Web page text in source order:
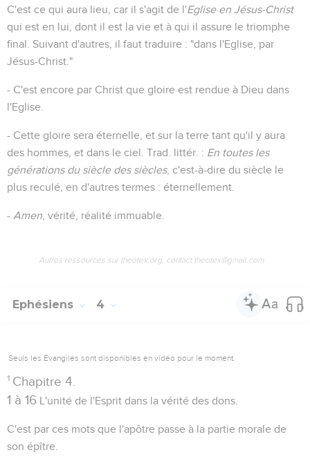
C'est ce qui aura lieu, car il s'agit de l'Eglise en Jésus-Christ
qui est en lui, dont il est la vie et à qui il assure le triomphe
final. Suivant d'autres, il faut traduire : "dans l'Eglise, par
Jésus-Christ."
- C'est encore par Christ que gloire est rendue à Dieu dans
l'Eglise.
- Cette gloire sera éternelle, et sur la terre tant qu'il y aura
des hommes, et dans le ciel. Trad. littér. : En toutes les
générations du siècle des siècles, c'est-à-dire du siècle le
plus reculé, en d'autres termes : éternellement.
- Amen , vérité, réalité immuable.
Autres ressources sur theotex.org, contact theotex@gmail.com
Ephésiens 4
Seuls les Évangiles sont disponibles en vidéo pour le moment.
1 Chapitre 4.
1 à 16 L'unité de l'Esprit dans la vérité des dons.
C'est par ces mots que l'apôtre passe à la partie morale de
son épître.